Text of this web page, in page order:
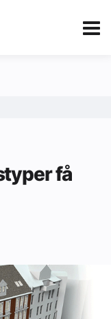
Annonsere i
få